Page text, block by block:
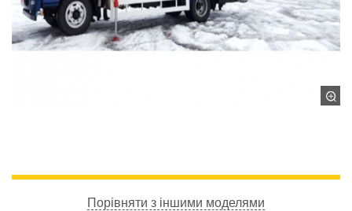
Порівняти з іншими моделями